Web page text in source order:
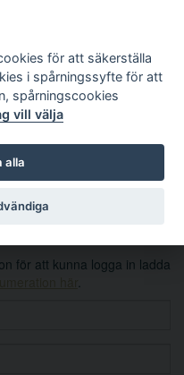
Sök
för att kunna logga in ladda
för att säkerställa
i spårningssyfte för att
spårningscookies
vill välja
alla